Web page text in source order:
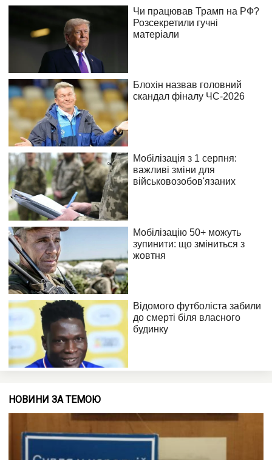
НОВИНИ ЗА ТЕМОЮ